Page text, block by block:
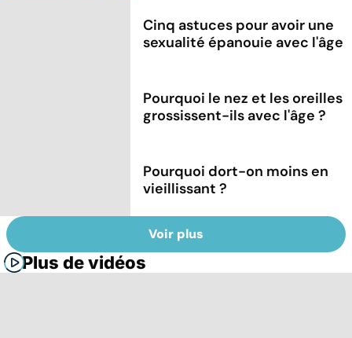
Cinq astuces pour avoir une
sexualité épanouie avec l'âge
Pourquoi le nez et les oreilles
grossissent-ils avec l'âge ?
Pourquoi dort-on moins en
vieillissant ?
Voir plus
Plus de vidéos